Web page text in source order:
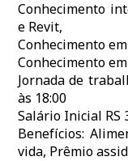
Conhecimento
e Revit,
Conhecimento
Conhecimento
Jornada de
às 18:00
Salário Inicial RS
Benefícios:
vida, Prêmio